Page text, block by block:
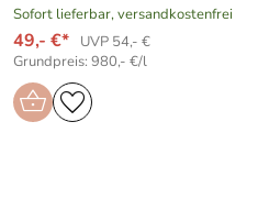
Sofort lieferbar, versandkostenfrei
49,- €*
UVP 54,- €
Grundpreis: 980,- €/l